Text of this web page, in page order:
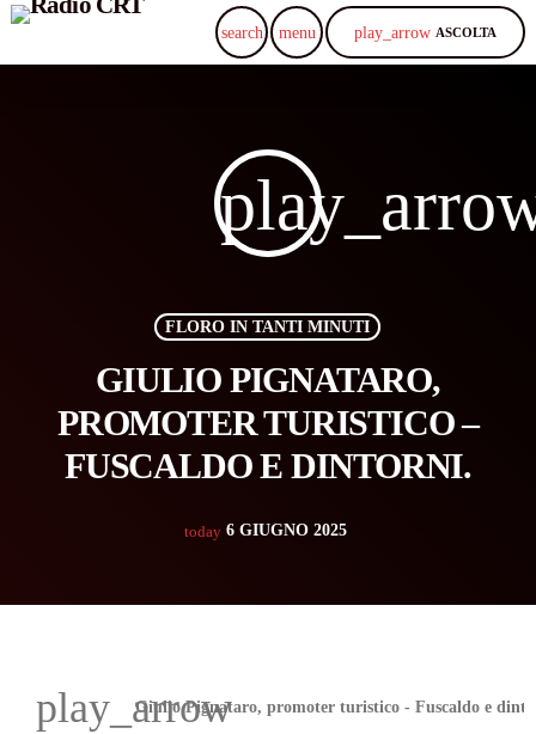
search menu play_arrow ASCOLTA
FLORO IN TANTI MINUTI
GIULIO PIGNATARO,
PROMOTER TURISTICO –
FUSCALDO E DINTORNI.
today 6 GIUGNO 2025
play_arrowGiulio Pignataro, promoter turistico - Fuscaldo e